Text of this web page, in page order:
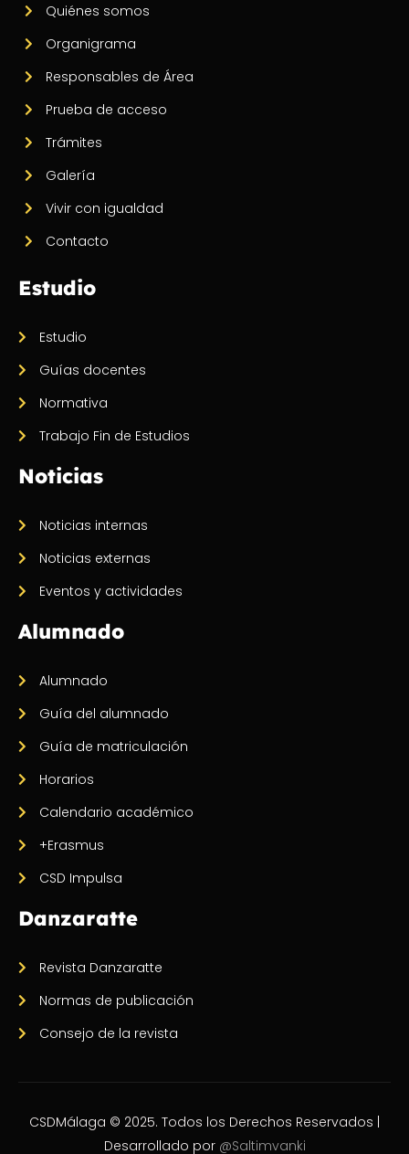
Quiénes somos
Organigrama
Responsables de Área
Prueba de acceso
Trámites
Galería
Vivir con igualdad
Contacto
Estudio
Estudio
Guías docentes
Normativa
Trabajo Fin de Estudios
Noticias
Noticias internas
Noticias externas
Eventos y actividades
Alumnado
Alumnado
Guía del alumnado
Guía de matriculación
Horarios
Calendario académico
+Erasmus
CSD Impulsa
Danzaratte
Revista Danzaratte
Normas de publicación
Consejo de la revista
CSDMálaga © 2025. Todos los Derechos Reservados |
Desarrollado por @Saltimvanki